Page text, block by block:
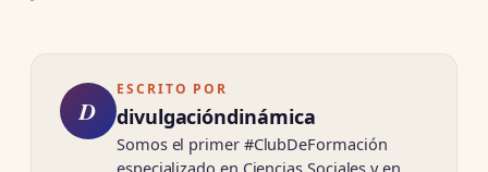
D
ESCRITO POR
divulgacióndinámica
Somos el primer #ClubDeFormación